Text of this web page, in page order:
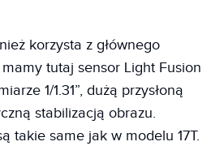
korzysta z głównego
tutaj sensor Light Fusion
1/1.31”, dużą przysłoną
stabilizacją obrazu.
takie same jak w modelu 17T.